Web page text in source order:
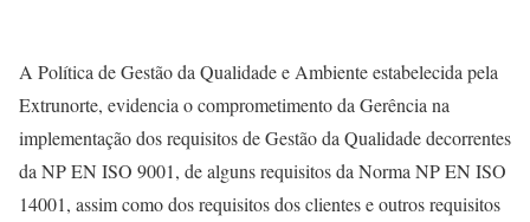
A Política de Gestão da Qualidade e Ambiente estabelecida pela
Extrunorte, evidencia o comprometimento da Gerência na
implementação dos requisitos de Gestão da Qualidade decorrentes
da NP EN ISO 9001, de alguns requisitos da Norma NP EN ISO
14001, assim como dos requisitos dos clientes e outros requisitos